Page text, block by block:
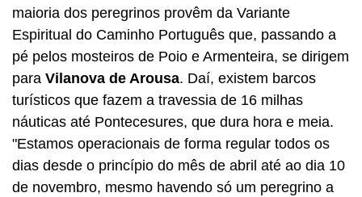
maioria dos peregrinos provêm da Variante
Espiritual do Caminho Português que, passando a
pé pelos mosteiros de Poio e Armenteira, se dirigem
para Vilanova de Arousa. Daí, existem barcos
turísticos que fazem a travessia de 16 milhas
náuticas até Pontecesures, que dura hora e meia.
"Estamos operacionais de forma regular todos os
dias desde o princípio do mês de abril até ao dia 10
de novembro, mesmo havendo só um peregrino a